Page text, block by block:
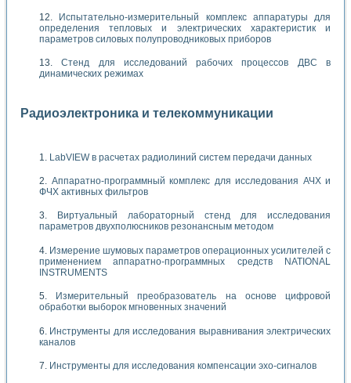
Испытательно-измерительный комплекс аппаратуры для
определения тепловых и электрических характеристик и
параметров силовых полупроводниковых приборов
Стенд для исследований рабочих процессов ДВС в
динамических режимах
Радиоэлектроника и телекоммуникации
LabVIEW в расчетах радиолиний систем передачи данных
Аппаратно-программный комплекс для исследования АЧХ и
ФЧХ активных фильтров
Виртуальный лабораторный стенд для исследования
параметров двухполюсников резонансным методом
Измерение шумовых параметров операционных усилителей с
применением аппаратно-программных средств NATIONAL
INSTRUMENTS
Измерительный преобразователь на основе цифровой
обработки выборок мгновенных значений
Инструменты для исследования выравнивания электрических
каналов
Инструменты для исследования компенсации эхо-сигналов